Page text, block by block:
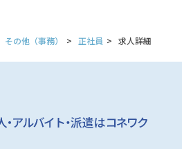
その他（事務） 正社員 求人詳細